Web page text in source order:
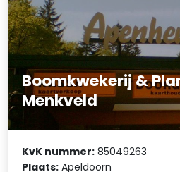
Boomkwekerij &
Menkveld
KvK nummer: 85049263
Plaats: Apeldoorn